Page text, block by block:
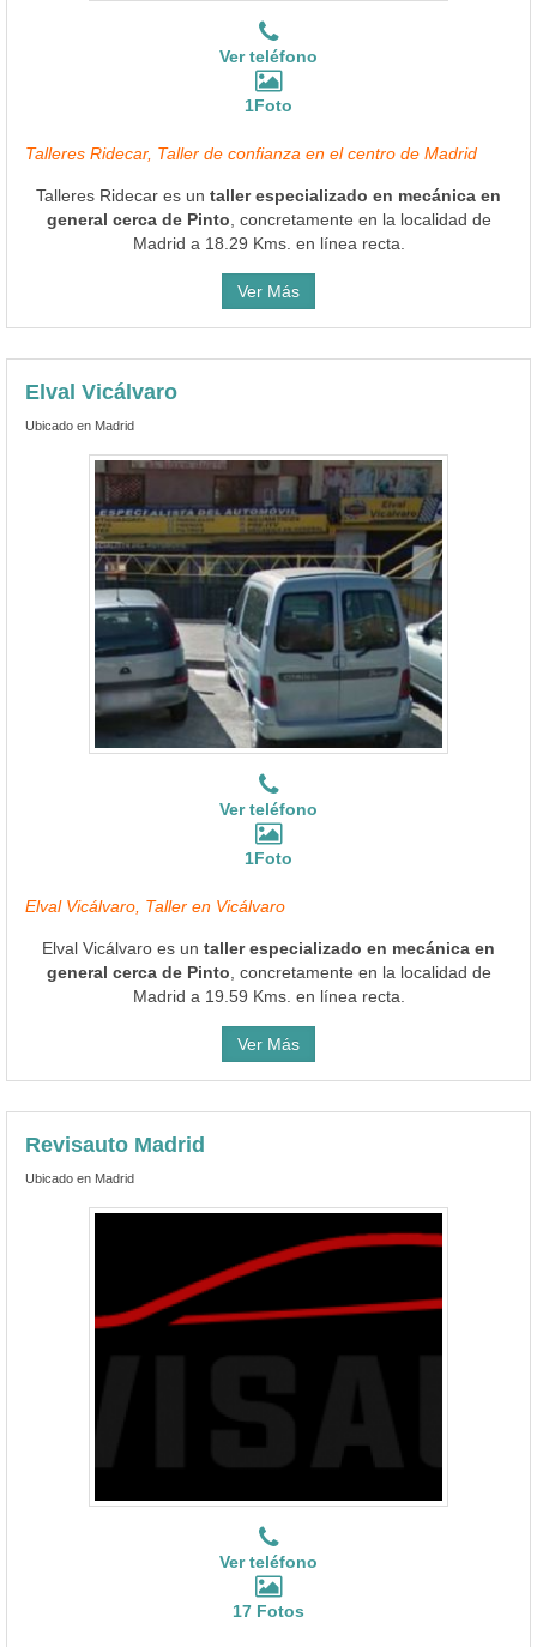
Ver teléfono
1Foto
Talleres Ridecar, Taller de confianza en el centro de Madrid
Talleres Ridecar es un taller especializado en mecánica en
general cerca de Pinto , concretamente en la localidad de
Madrid a 18.29 Kms. en línea recta.
Ver Más
Elval Vicálvaro
Ubicado en Madrid
Ver teléfono
1Foto
Elval Vicálvaro, Taller en Vicálvaro
Elval Vicálvaro es un taller especializado en mecánica en
general cerca de Pinto , concretamente en la localidad de
Madrid a 19.59 Kms. en línea recta.
Ver Más
Revisauto Madrid
Ubicado en Madrid
Ver teléfono
17 Fotos